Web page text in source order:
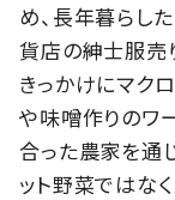
め、長年暮らし
貨店の紳士服売
きっかけにマク
や味噌作りのワ
合った農家を通
ット野菜ではな